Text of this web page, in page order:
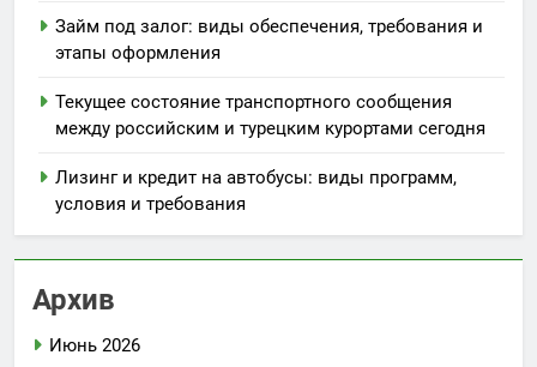
Займ под залог: виды обеспечения, требования и
этапы оформления
Текущее состояние транспортного сообщения
между российским и турецким курортами сегодня
Лизинг и кредит на автобусы: виды программ,
условия и требования
Архив
Июнь 2026